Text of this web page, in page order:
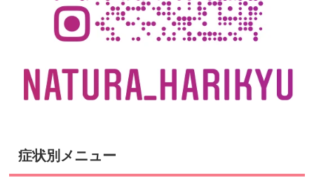
症状別メニュー